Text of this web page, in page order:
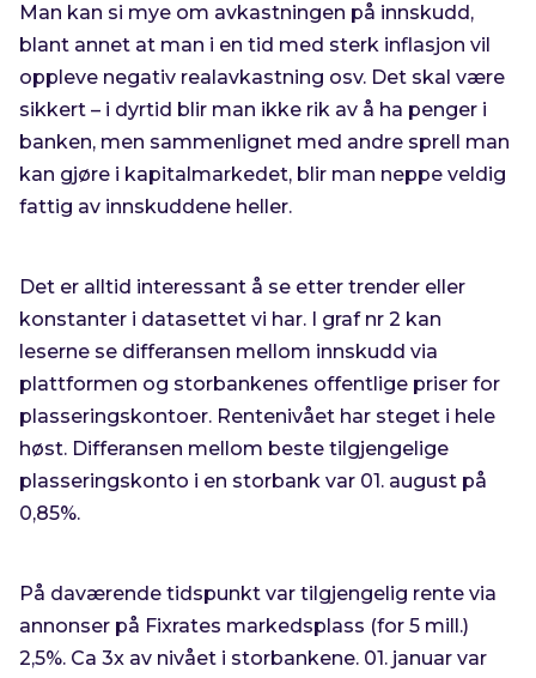
Man kan si mye om avkastningen på innskudd,
blant annet at man i en tid med sterk inflasjon vil
oppleve negativ realavkastning osv. Det skal være
sikkert – i dyrtid blir man ikke rik av å ha penger i
banken, men sammenlignet med andre sprell man
kan gjøre i kapitalmarkedet, blir man neppe veldig
fattig av innskuddene heller.
Det er alltid interessant å se etter trender eller
konstanter i datasettet vi har. I graf nr 2 kan
leserne se differansen mellom innskudd via
plattformen og storbankenes offentlige priser for
plasseringskontoer. Rentenivået har steget i hele
høst. Differansen mellom beste tilgjengelige
plasseringskonto i en storbank var 01. august på
0,85%.
På daværende tidspunkt var tilgjengelig rente via
annonser på Fixrates markedsplass (for 5 mill.)
2,5%. Ca 3x av nivået i storbankene. 01. januar var